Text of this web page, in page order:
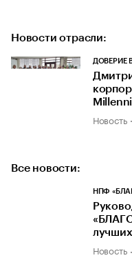
Новости отрасли:
ДОВЕРИЕ
Новость
Все новости:
НПФ
Новость